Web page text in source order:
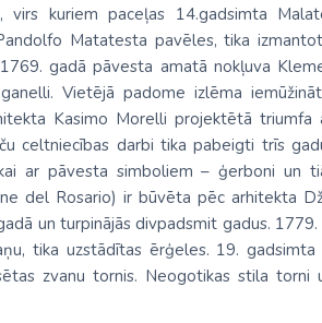
virs kuriem paceļas 14.gadsimta
Matatesta pavēles, tika
gadā pāvesta amatā nokļuva
Vietējā padome izlēma
Kasimo Morelli projektētā
celtniecības darbi tika pabeigti trīs
ar pāvesta simboliem – ģerboni un
del Rosario) ir būvēta pēc arhitekta
un turpinājās divpadsmit gadus.
tika uzstādītas ērģeles. 19.
zvanu tornis. Neogotikas stila torni